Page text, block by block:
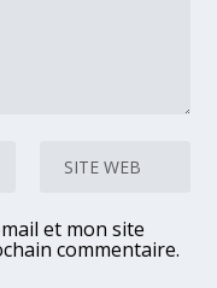
et mon site
commentaire.